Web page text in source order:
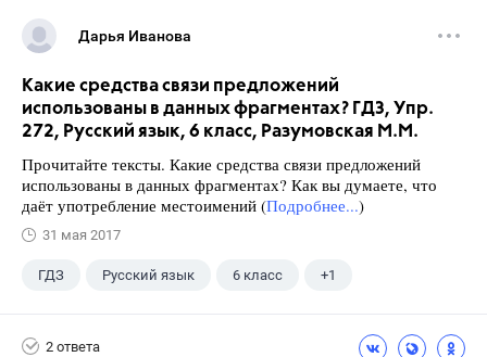
Дарья Иванова
Какие средства связи предложений
использованы в данных фрагментах? ГДЗ, Упр.
272, Русский язык, 6 класс, Разумовская М.М.
Прочитайте тексты. Какие средства связи предложений
использованы в данных фрагментах? Как вы думаете, что
даёт употребление местоимений (Подробнее...)
31 мая 2017
ГДЗ Русский язык 6 класс +1
2 ответа